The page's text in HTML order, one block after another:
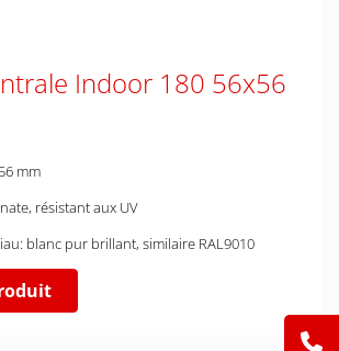
Indoor 180 56x56
mm
résistant aux UV
blanc pur brillant, similaire RAL9010